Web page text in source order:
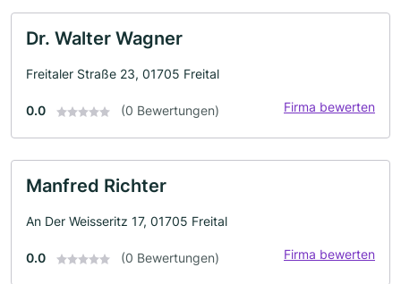
Dr. Walter Wagner
Freitaler Straße 23, 01705 Freital
0.0 (0 Bewertungen) Firma bewerten
Manfred Richter
An Der Weisseritz 17, 01705 Freital
0.0 (0 Bewertungen) Firma bewerten